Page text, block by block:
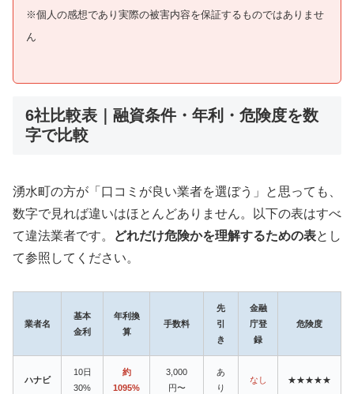
※個人の感想であり実際の被害内容を保証するものではありませ
ん
6社比較表｜融資条件・年利・危険度を数
字で比較
湧水町の方が「口コミが良い業者を選ぼう」と思っても、
数字で見れば違いはほとんどありません。以下の表はすべ
て違法業者です。
どれだけ危険かを理解するための表とし
て参照してください。
業者名
基本
金利
年利換
算
手数料
先
引
き
金融
庁登
録
危険度
ハナビ
10日
30%
約
1095%
3,000
円〜
あ
り
なし ★★★★★